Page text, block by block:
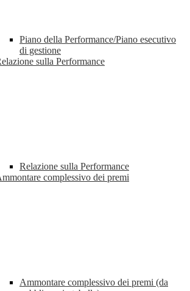
Piano della Performance/Piano esecutivo
di gestione
sulla Performance
Relazione sulla Performance
complessivo dei premi
Ammontare complessivo dei premi (da